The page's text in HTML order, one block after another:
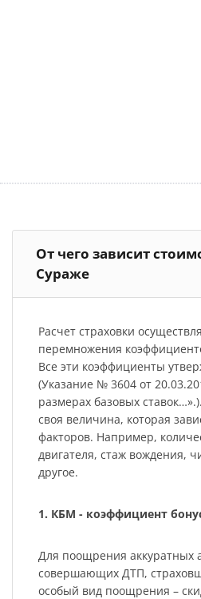
От чего зависит
Сураже
Расчет страховки
перемножения
Все эти коэффициенты
(Указание № 3604 от
размерах базовых
своя величина, которая
факторов. Например,
двигателя, стаж вождения,
другое.
1. КБМ - коэффициент
Для поощрения аккуратных
совершающих ДТП,
особый вид поощрения –